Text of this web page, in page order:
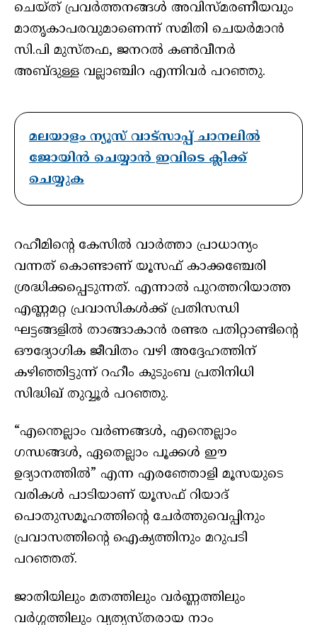
ചെയ്ത് പ്രവർത്തനങ്ങൾ അവിസ്മരണീയവും
മാതൃകാപരവുമാണെന്ന് സമിതി ചെയർമാൻ
സി.പി മുസ്തഫ, ജനറൽ കൺവീനർ
അബ്ദുള്ള വല്ലാഞ്ചിറ എന്നിവർ പറഞ്ഞു.
മലയാളം ന്യൂസ് വാട്സാപ്പ് ചാനലിൽ
ജോയിൻ ചെയ്യാൻ ഇവിടെ ക്ലിക്ക്
ചെയ്യുക
റഹീമിന്റെ കേസിൽ വാർത്താ പ്രാധാന്യം
വന്നത് കൊണ്ടാണ് യൂസഫ് കാക്കഞ്ചേരി
ശ്രദ്ധിക്കപ്പെടുന്നത്. എന്നാൽ പുറത്തറിയാത്ത
എണ്ണമറ്റ പ്രവാസികൾക്ക് പ്രതിസന്ധി
ഘട്ടങ്ങളിൽ താങ്ങാകാൻ രണ്ടര പതിറ്റാണ്ടിന്റെ
ഔദ്യോഗിക ജീവിതം വഴി അദ്ദേഹത്തിന്
കഴിഞ്ഞിട്ടുന്ന് റഹീം കുടുംബ പ്രതിനിധി
സിദ്ധിഖ് തുവ്വൂർ പറഞ്ഞു.
“എന്തെല്ലാം വർണങ്ങൾ, എന്തെല്ലാം
ഗന്ധങ്ങൾ, ഏതെല്ലാം പൂക്കൾ ഈ
ഉദ്യാനത്തിൽ” എന്ന എരഞ്ഞോളി മൂസയുടെ
വരികൾ പാടിയാണ് യൂസഫ് റിയാദ്
പൊതുസമൂഹത്തിന്റെ ചേർത്തുവെപ്പിനും
പ്രവാസത്തിന്റെ ഐക്യത്തിനും മറുപടി
പറഞ്ഞത്.
ജാതിയിലും മതത്തിലും വർണ്ണത്തിലും
വർഗ്ഗത്തിലും വ്യത്യസ്തരായ നാം